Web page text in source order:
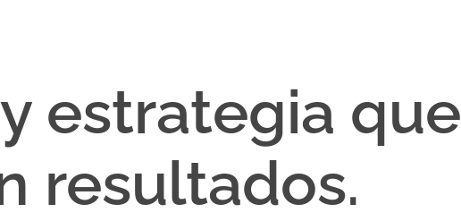
estrategia que
resultados.